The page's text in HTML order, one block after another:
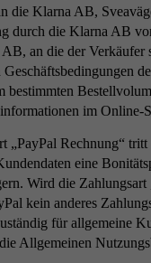
die Klarna AB,
durch die Klarna AB
an die der
bestimmten
im Online-
„PayPal Rechnung“
eine
Wird die
kein anderes
für allgemeine
Allgemeinen